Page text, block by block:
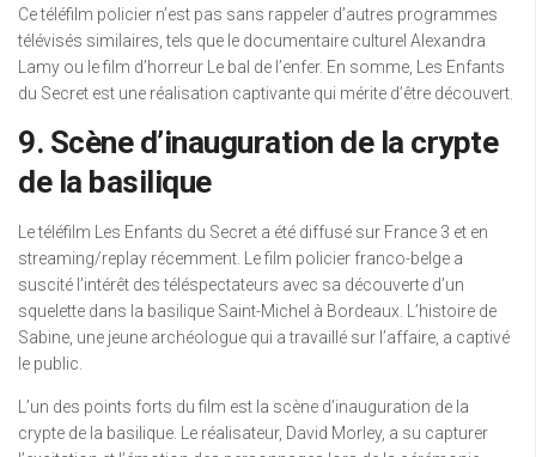
Ce téléfilm policier n’est pas sans rappeler d’autres programmes
télévisés similaires, tels que le documentaire culturel Alexandra
Lamy ou le film d’horreur Le bal de l’enfer. En somme, Les Enfants
du Secret est une réalisation captivante qui mérite d’être découvert.
9. Scène d’inauguration de la crypte
de la basilique
Le téléfilm Les Enfants du Secret a été diffusé sur France 3 et en
streaming/replay récemment. Le film policier franco-belge a
suscité l’intérêt des téléspectateurs avec sa découverte d’un
squelette dans la basilique Saint-Michel à Bordeaux. L’histoire de
Sabine, une jeune archéologue qui a travaillé sur l’affaire, a captivé
le public.
L’un des points forts du film est la scène d’inauguration de la
crypte de la basilique. Le réalisateur, David Morley, a su capturer